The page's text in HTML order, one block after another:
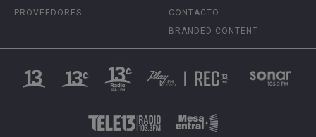
PROVEEDORES
CONTACTO
BRANDED CONTENT